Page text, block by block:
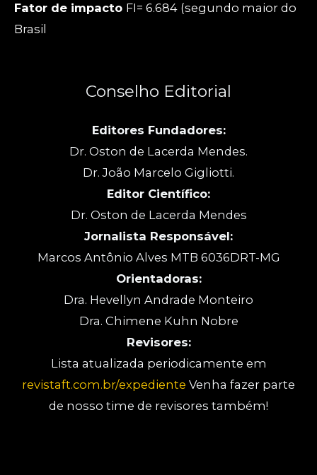
Fator de impacto FI= 6.684 (segundo maior do
Brasil
Conselho Editorial
Editores Fundadores:
Dr. Oston de Lacerda Mendes.
Dr. João Marcelo Gigliotti.
Editor Científico:
Dr. Oston de Lacerda Mendes
Jornalista Responsável:
Marcos Antônio Alves MTB 6036DRT-MG
Orientadoras:
Dra. Hevellyn Andrade Monteiro
Dra. Chimene Kuhn Nobre
Revisores:
Lista atualizada periodicamente em
revistaft.com.br/expediente Venha fazer parte
de nosso time de revisores também!